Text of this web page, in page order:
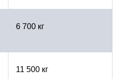
6 700 кг
11 500 кг